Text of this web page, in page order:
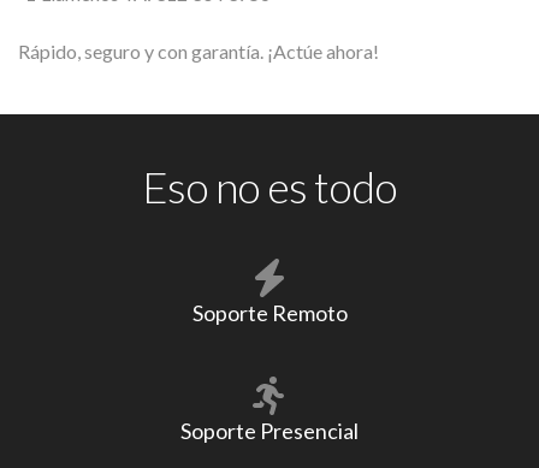
Rápido, seguro y con garantía. ¡Actúe ahora!
Eso no es todo
Soporte Remoto
Soporte Presencial